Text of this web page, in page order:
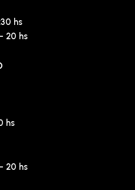
hs
20 hs
hs
20 hs